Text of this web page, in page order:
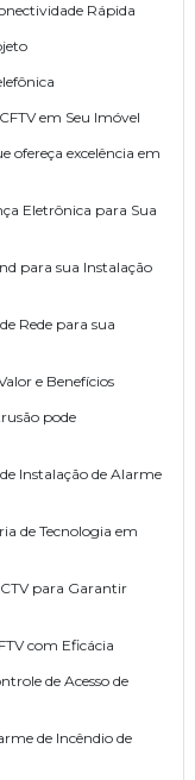
Rápida
em Seu Imóvel
ofereça excelência em
Eletrônica para Sua
para sua Instalação
Rede para sua
e Benefícios
pode
Instalação de Alarme
de Tecnologia em
para Garantir
com Eficácia
de Acesso de
de Incêndio de